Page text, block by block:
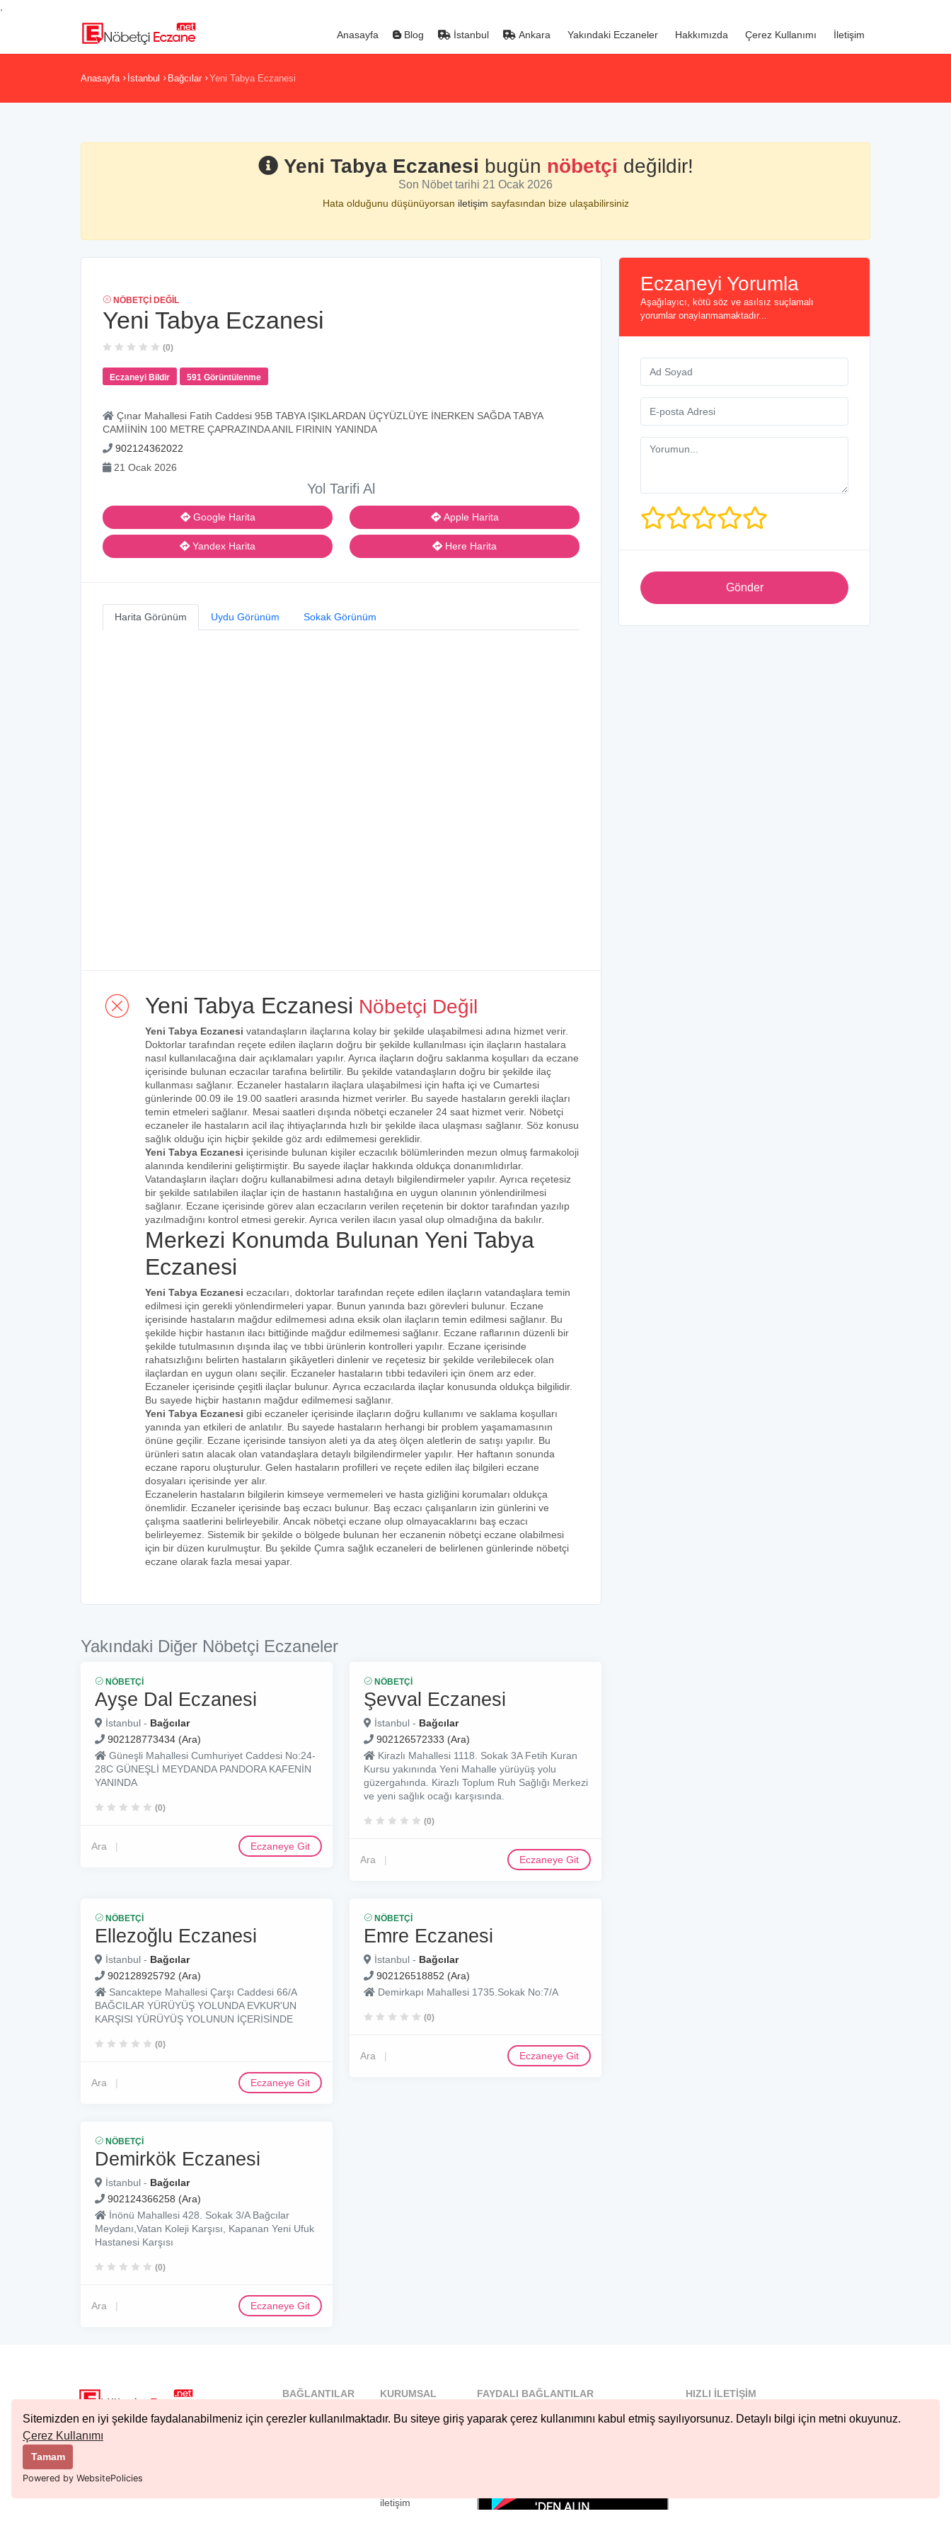
Sitemizden en iyi şekilde faydalanabilmeniz için çerezler kullanılmaktadır. Bu siteye giriş yaparak çerez kullanımını kabul etmiş sayılıyorsunuz. Detaylı bilgi için metni okuyunuz.
Çerez Kullanımı
Tamam
Powered by WebsitePolicies
Anasayfa Blog İstanbul Ankara Yakındaki Eczaneler Hakkımızda Çerez Kullanımı İletişim
Anasayfa İstanbul Bağcılar Yeni Tabya Eczanesi
Yeni Tabya Eczanesi bugün nöbetçi değildir!
Son Nöbet tarihi 21 Ocak 2026
Hata olduğunu düşünüyorsan iletişim sayfasından bize ulaşabilirsiniz
NÖBETÇI DEĞIL
Yeni Tabya Eczanesi
(0)
Eczaneyi Bildir 591 Görüntülenme
Çınar Mahallesi Fatih Caddesi 95B TABYA IŞIKLARDAN ÜÇYÜZLÜYE İNERKEN SAĞDA TABYA
CAMİİNİN 100 METRE ÇAPRAZINDA ANIL FIRININ YANINDA
902124362022
21 Ocak 2026
Yol Tarifi Al
Google Harita
Yandex Harita
Apple Harita
Here Harita
Harita Görünüm Uydu Görünüm Sokak Görünüm
Yeni Tabya Eczanesi Nöbetçi Değil
Yeni Tabya Eczanesi vatandaşların ilaçlarına kolay bir şekilde ulaşabilmesi adına hizmet verir.
Doktorlar tarafından reçete edilen ilaçların doğru bir şekilde kullanılması için ilaçların hastalara
nasıl kullanılacağına dair açıklamaları yapılır. Ayrıca ilaçların doğru saklanma koşulları da eczane
içerisinde bulunan eczacılar tarafına belirtilir. Bu şekilde vatandaşların doğru bir şekilde ilaç
kullanması sağlanır. Eczaneler hastaların ilaçlara ulaşabilmesi için hafta içi ve Cumartesi
günlerinde 00.09 ile 19.00 saatleri arasında hizmet verirler. Bu sayede hastaların gerekli ilaçları
temin etmeleri sağlanır. Mesai saatleri dışında nöbetçi eczaneler 24 saat hizmet verir. Nöbetçi
eczaneler ile hastaların acil ilaç ihtiyaçlarında hızlı bir şekilde ilaca ulaşması sağlanır. Söz konusu
sağlık olduğu için hiçbir şekilde göz ardı edilmemesi gereklidir.
Yeni Tabya Eczanesi içerisinde bulunan kişiler eczacılık bölümlerinden mezun olmuş farmakoloji
alanında kendilerini geliştirmiştir. Bu sayede ilaçlar hakkında oldukça donanımlıdırlar.
Vatandaşların ilaçları doğru kullanabilmesi adına detaylı bilgilendirmeler yapılır. Ayrıca reçetesiz
bir şekilde satılabilen ilaçlar için de hastanın hastalığına en uygun olanının yönlendirilmesi
sağlanır. Eczane içerisinde görev alan eczacıların verilen reçetenin bir doktor tarafından yazılıp
yazılmadığını kontrol etmesi gerekir. Ayrıca verilen ilacın yasal olup olmadığına da bakılır.
Merkezi Konumda Bulunan Yeni Tabya
Eczanesi
Yeni Tabya Eczanesi eczacıları, doktorlar tarafından reçete edilen ilaçların vatandaşlara temin
edilmesi için gerekli yönlendirmeleri yapar. Bunun yanında bazı görevleri bulunur. Eczane
içerisinde hastaların mağdur edilmemesi adına eksik olan ilaçların temin edilmesi sağlanır. Bu
şekilde hiçbir hastanın ilacı bittiğinde mağdur edilmemesi sağlanır. Eczane raflarının düzenli bir
şekilde tutulmasının dışında ilaç ve tıbbi ürünlerin kontrolleri yapılır. Eczane içerisinde
rahatsızlığını belirten hastaların şikâyetleri dinlenir ve reçetesiz bir şekilde verilebilecek olan
ilaçlardan en uygun olanı seçilir. Eczaneler hastaların tıbbi tedavileri için önem arz eder.
Eczaneler içerisinde çeşitli ilaçlar bulunur. Ayrıca eczacılarda ilaçlar konusunda oldukça bilgilidir.
Bu sayede hiçbir hastanın mağdur edilmemesi sağlanır.
Yeni Tabya Eczanesi gibi eczaneler içerisinde ilaçların doğru kullanımı ve saklama koşulları
yanında yan etkileri de anlatılır. Bu sayede hastaların herhangi bir problem yaşamamasının
önüne geçilir. Eczane içerisinde tansiyon aleti ya da ateş ölçen aletlerin de satışı yapılır. Bu
ürünleri satın alacak olan vatandaşlara detaylı bilgilendirmeler yapılır. Her haftanın sonunda
eczane raporu oluşturulur. Gelen hastaların profilleri ve reçete edilen ilaç bilgileri eczane
dosyaları içerisinde yer alır.
Eczanelerin hastaların bilgilerin kimseye vermemeleri ve hasta gizliğini korumaları oldukça
önemlidir. Eczaneler içerisinde baş eczacı bulunur. Baş eczacı çalışanların izin günlerini ve
çalışma saatlerini belirleyebilir. Ancak nöbetçi eczane olup olmayacaklarını baş eczacı
belirleyemez. Sistemik bir şekilde o bölgede bulunan her eczanenin nöbetçi eczane olabilmesi
için bir düzen kurulmuştur. Bu şekilde Çumra sağlık eczaneleri de belirlenen günlerinde nöbetçi
eczane olarak fazla mesai yapar.
Yakındaki Diğer Nöbetçi Eczaneler
NÖBETÇI
Ayşe Dal Eczanesi
İstanbul - Bağcılar
902128773434 (Ara)
Güneşli Mahallesi Cumhuriyet Caddesi No:24-
28C GÜNEŞLİ MEYDANDA PANDORA KAFENİN
YANINDA
(0)
Ara Eczaneye Git
NÖBETÇI
Şevval Eczanesi
İstanbul - Bağcılar
902126572333 (Ara)
Kirazlı Mahallesi 1118. Sokak 3A Fetih Kuran
Kursu yakınında Yeni Mahalle yürüyüş yolu
güzergahında. Kirazlı Toplum Ruh Sağlığı Merkezi
ve yeni sağlık ocağı karşısında.
(0)
Ara Eczaneye Git
NÖBETÇI
Ellezoğlu Eczanesi
İstanbul - Bağcılar
902128925792 (Ara)
Sancaktepe Mahallesi Çarşı Caddesi 66/A
BAĞCILAR YÜRÜYÜŞ YOLUNDA EVKUR'UN
KARŞISI YÜRÜYÜŞ YOLUNUN İÇERİSİNDE
(0)
Ara Eczaneye Git
NÖBETÇI
Emre Eczanesi
İstanbul - Bağcılar
902126518852 (Ara)
Demirkapı Mahallesi 1735.Sokak No:7/A
(0)
Ara Eczaneye Git
NÖBETÇI
Demirkök Eczanesi
İstanbul - Bağcılar
902124366258 (Ara)
İnönü Mahallesi 428. Sokak 3/A Bağcılar
Meydanı,Vatan Koleji Karşısı, Kapanan Yeni Ufuk
Hastanesi Karşısı
(0)
Ara Eczaneye Git
Eczaneyi Yorumla
Aşağılayıcı, kötü söz ve asılsız suçlamalı
yorumlar onaylanmamaktadır...
Gönder
Copyright © 2023 Tüm Hakları Saklıdır.
BAĞLANTILAR
Nöbetçi...
KURUMSAL
Hakkımızda
iletişim
FAYDALI BAĞLANTILAR
HIZLI İLETIŞIM